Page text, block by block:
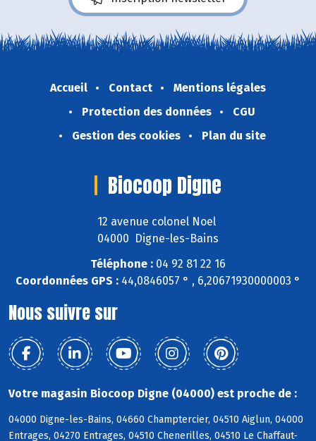
Accueil Contact
Mentions légales
Protection des données
CGU
Gestion des cookies
Plan du site
Biocoop Digne
12 avenue colonel Noel
04000 Digne-les-Bains
Téléphone : 04 92 81 22 16
Coordonnées GPS : 44,0846057 ° , 6,20671930000003 °
Nous suivre sur
Votre magasin Biocoop Digne (04000) est proche de :
04000 Digne-les-Bains, 04660 Champtercier, 04510 Aiglun, 04000
Entrages, 04270 Entrages, 04510 Chenerilles, 04510 Le Chaffaut-